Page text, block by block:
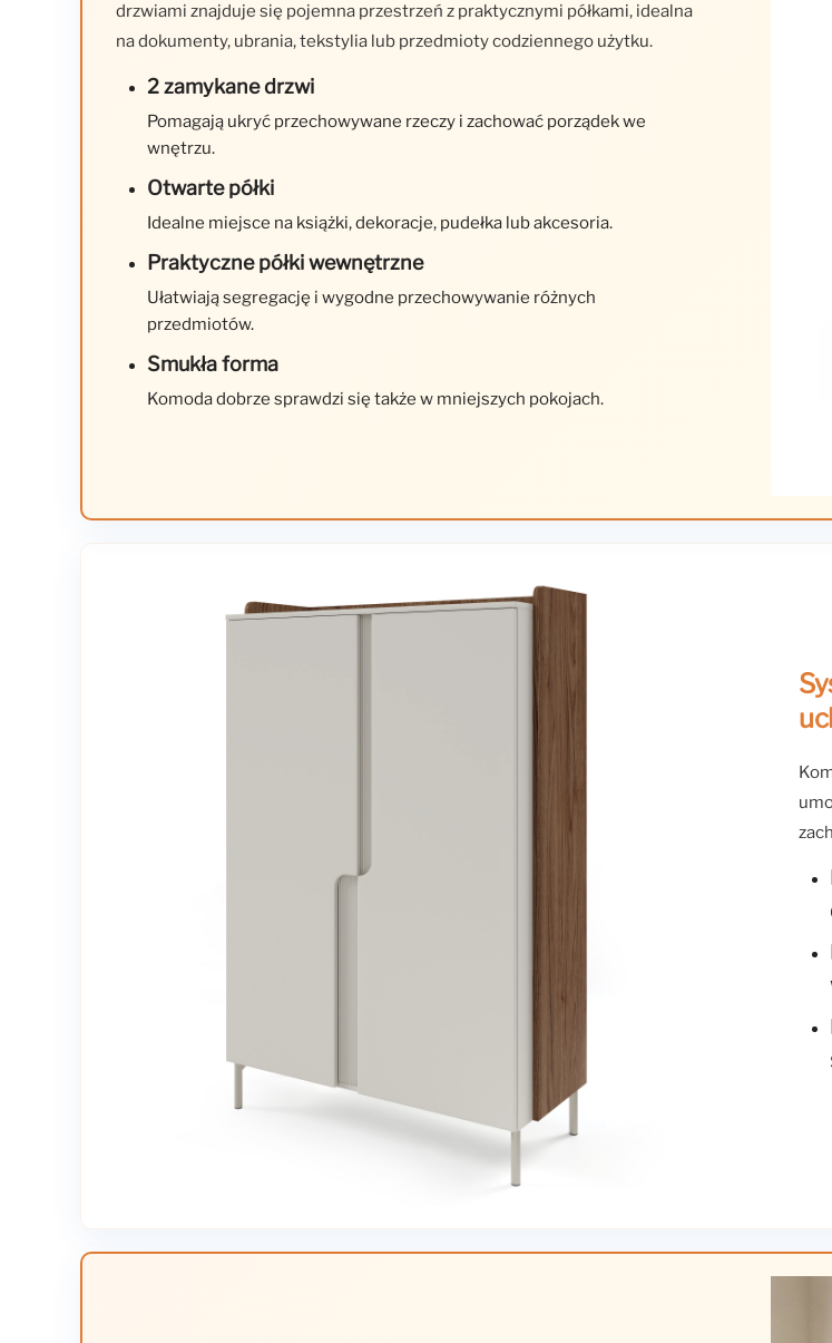
drzwiami znajduje się pojemna przestrzeń z praktycznymi półkami, idealna
na dokumenty, ubrania, tekstylia lub przedmioty codziennego użytku.
2 zamykane drzwi
Pomagają ukryć przechowywane rzeczy i zachować porządek we
wnętrzu.
Otwarte półki
Idealne miejsce na książki, dekoracje, pudełka lub akcesoria.
Praktyczne półki wewnętrzne
Ułatwiają segregację i wygodne przechowywanie różnych
przedmiotów.
Smukła forma
Komoda dobrze sprawdzi się także w mniejszych pokojach.